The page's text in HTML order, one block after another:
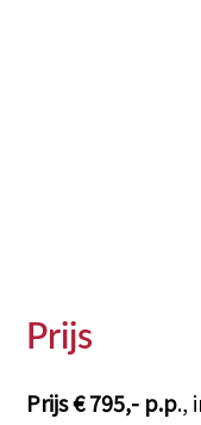
Prijs
Prijs € 795,- p.p.,